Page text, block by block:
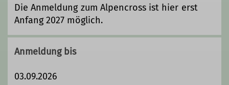
Die Anmeldung zum Alpencross ist hier erst
Anfang 2027 möglich.
Anmeldung bis
03.09.2026